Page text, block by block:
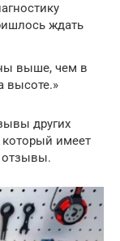
ждать
выше, чем в
высоте.»
других
который имеет
отзывы.